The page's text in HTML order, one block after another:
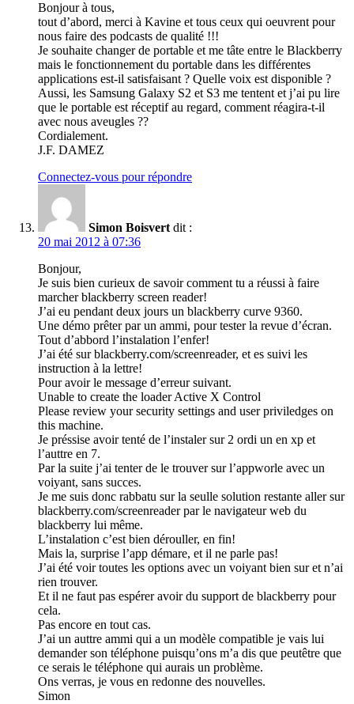
Bonjour à tous,
tout d’abord, merci à Kavine et tous ceux qui oeuvrent pour
nous faire des podcasts de qualité !!!
Je souhaite changer de portable et me tâte entre le Blackberry
mais le fonctionnement du portable dans les différentes
applications est-il satisfaisant ? Quelle voix est disponible ?
Aussi, les Samsung Galaxy S2 et S3 me tentent et j’ai pu lire
que le portable est réceptif au regard, comment réagira-t-il
avec nous aveugles ??
Cordialement.
J.F. DAMEZ
Connectez-vous pour répondre
Simon Boisvert dit :
20 mai 2012 à 07:36
Bonjour,
Je suis bien curieux de savoir comment tu a réussi à faire
marcher blackberry screen reader!
J’ai eu pendant deux jours un blackberry curve 9360.
Une démo prêter par un ammi, pour tester la revue d’écran.
Tout d’abbord l’instalation l’enfer!
J’ai été sur blackberry.com/screenreader, et es suivi les
instruction à la lettre!
Pour avoir le message d’erreur suivant.
Unable to create the loader Active X Control
Please review your security settings and user priviledges on
this machine.
Je préssise avoir tenté de l’instaler sur 2 ordi un en xp et
l’auttre en 7.
Par la suite j’ai tenter de le trouver sur l’appworle avec un
voiyant, sans succes.
Je me suis donc rabbatu sur la seulle solution restante aller sur
blackberry.com/screenreader par le navigateur web du
blackberry lui même.
L’instalation c’est bien dérouller, en fin!
Mais la, surprise l’app démare, et il ne parle pas!
J’ai été voir toutes les options avec un voiyant bien sur et n’ai
rien trouver.
Et il ne faut pas espérer avoir du support de blackberry pour
cela.
Pas encore en tout cas.
J’ai un auttre ammi qui a un modèle compatible je vais lui
demander son téléphone puisqu’ons m’a dis que peutêtre que
ce serais le téléphone qui aurais un problème.
Ons verras, je vous en redonne des nouvelles.
Simon